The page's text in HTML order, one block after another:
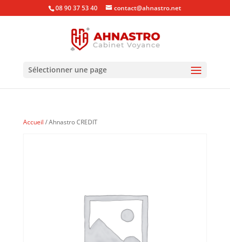
08 90 37 53 40 contact@ahnastro.net
Sélectionner une page
Accueil / Ahnastro CREDIT